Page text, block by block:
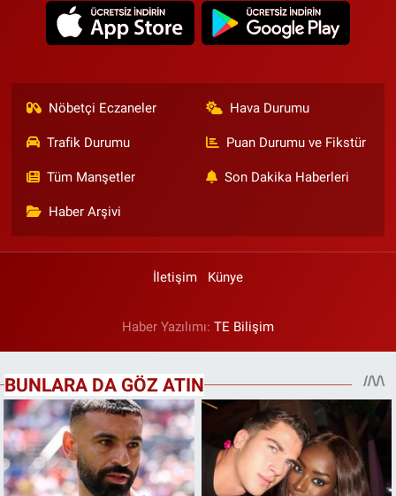
Nöbetçi Eczaneler Hava Durumu
Trafik Durumu Puan Durumu ve Fikstür
Tüm Manşetler Son Dakika Haberleri
Haber Arşivi
İletişim Künye
Haber Yazılımı: TE Bilişim